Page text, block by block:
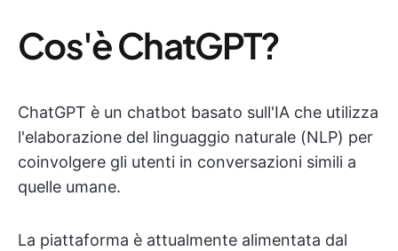
Cos'è ChatGPT?
ChatGPT è un chatbot basato sull'IA che utilizza
l'elaborazione del linguaggio naturale (NLP) per
coinvolgere gli utenti in conversazioni simili a
quelle umane.
La piattaforma è attualmente alimentata dal